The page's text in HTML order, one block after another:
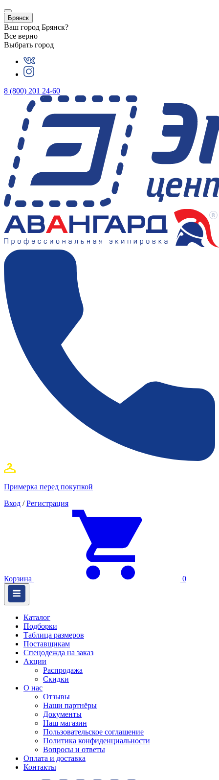
Брянск
Ваш город Брянск?
Все верно
Выбрать город
8 (800) 201 24-60
Примерка перед покупкой
Вход / Регистрация
Корзина 0
Каталог
Подборки
Таблица размеров
Поставщикам
Спецодежда на заказ
Акции
Распродажа
Скидки
О нас
Отзывы
Наши партнёры
Документы
Наш магазин
Пользовательское соглашение
Политика конфиденциальности
Вопросы и ответы
Оплата и доставка
Контакты